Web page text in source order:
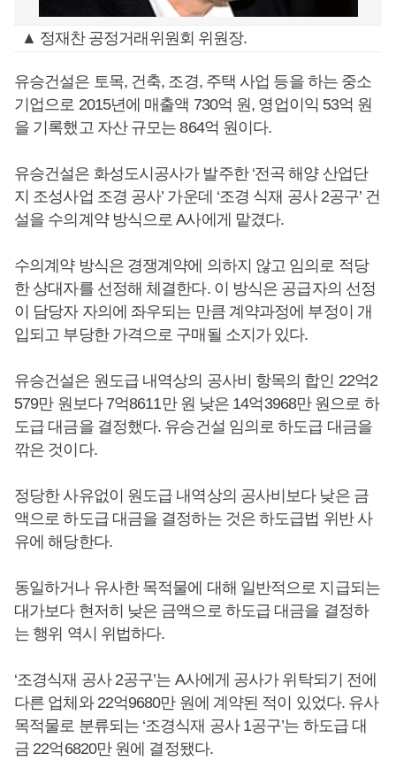
▲ 정재찬 공정거래위원회 위원장.
유승건설은 토목, 건축, 조경, 주택 사업 등을 하는 중소
기업으로 2015년에 매출액 730억 원, 영업이익 53억 원
을 기록했고 자산 규모는 864억 원이다.
유승건설은 화성도시공사가 발주한 ‘전곡 해양 산업단
지 조성사업 조경 공사’ 가운데 ‘조경 식재 공사 2공구’ 건
설을 수의계약 방식으로 A사에게 맡겼다.
수의계약 방식은 경쟁계약에 의하지 않고 임의로 적당
한 상대자를 선정해 체결한다. 이 방식은 공급자의 선정
이 담당자 자의에 좌우되는 만큼 계약과정에 부정이 개
입되고 부당한 가격으로 구매될 소지가 있다.
유승건설은 원도급 내역상의 공사비 항목의 합인 22억2
579만 원보다 7억8611만 원 낮은 14억3968만 원으로 하
도급 대금을 결정했다. 유승건설 임의로 하도급 대금을
깎은 것이다.
정당한 사유없이 원도급 내역상의 공사비보다 낮은 금
액으로 하도급 대금을 결정하는 것은 하도급법 위반 사
유에 해당한다.
동일하거나 유사한 목적물에 대해 일반적으로 지급되는
대가보다 현저히 낮은 금액으로 하도급 대금을 결정하
는 행위 역시 위법하다.
‘조경식재 공사 2공구’는 A사에게 공사가 위탁되기 전에
다른 업체와 22억9680만 원에 계약된 적이 있었다. 유사
목적물로 분류되는 ‘조경식재 공사 1공구’는 하도급 대
금 22억6820만 원에 결정됐다.